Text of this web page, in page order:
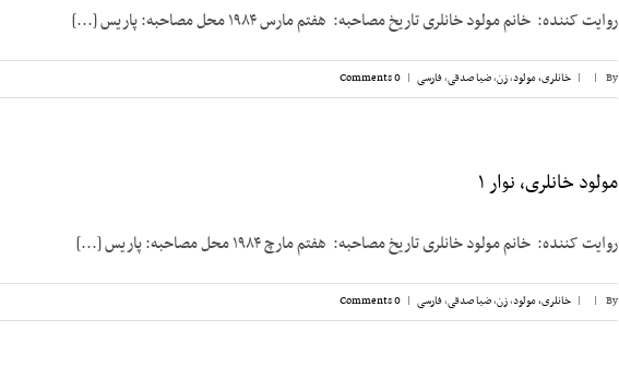
روایت کننده: خانم مولود خانلری تاریخ مصاحبه: هفتم مارس ۱۹۸۴ محل مصاحبه: پاریس [...]
By
|
| خانلری، مولود,زن,ضیا صدقی,فارسی |
0 Comments
مولود خانلری، نوار ۱
روایت کننده: خانم مولود خانلری تاریخ مصاحبه: هفتم مارچ ۱۹۸۴ محل مصاحبه: پاریس [...]
By
|
| خانلری، مولود,زن,ضیا صدقی,فارسی |
0 Comments